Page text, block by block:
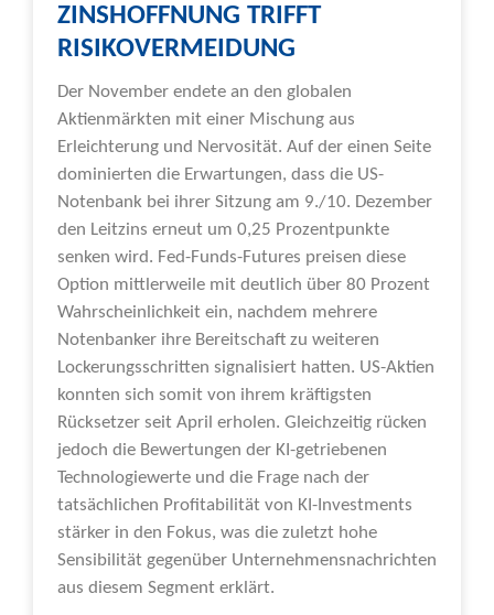
ZINSHOFFNUNG TRIFFT
RISIKOVERMEIDUNG
Der November endete an den globalen
Aktienmärkten mit einer Mischung aus
Erleichterung und Nervosität. Auf der einen Seite
dominierten die Erwartungen, dass die US-
Notenbank bei ihrer Sitzung am 9./10. Dezember
den Leitzins erneut um 0,25 Prozentpunkte
senken wird. Fed-Funds-Futures preisen diese
Option mittlerweile mit deutlich über 80 Prozent
Wahrscheinlichkeit ein, nachdem mehrere
Notenbanker ihre Bereitschaft zu weiteren
Lockerungsschritten signalisiert hatten. US-Aktien
konnten sich somit von ihrem kräftigsten
Rücksetzer seit April erholen. Gleichzeitig rücken
jedoch die Bewertungen der KI-getriebenen
Technologiewerte und die Frage nach der
tatsächlichen Profitabilität von KI-Investments
stärker in den Fokus, was die zuletzt hohe
Sensibilität gegenüber Unternehmensnachrichten
aus diesem Segment erklärt.